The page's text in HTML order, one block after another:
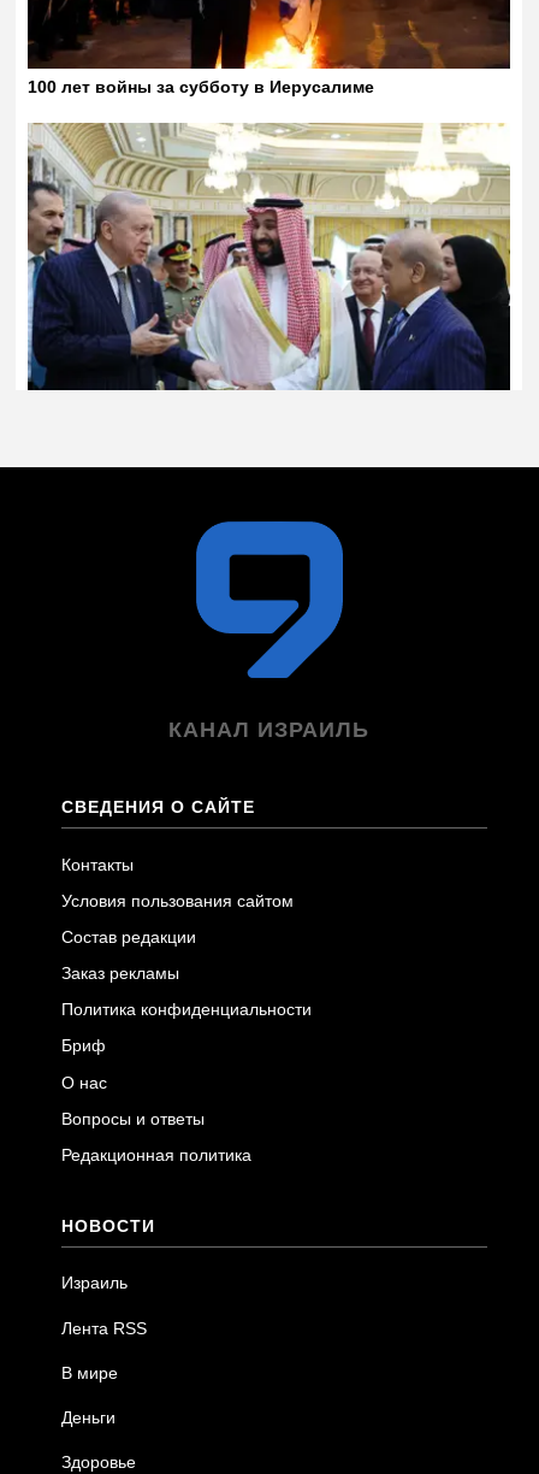
КАНАЛ ИЗРАИЛЬ
СВЕДЕНИЯ О САЙТЕ
Контакты
Условия пользования сайтом
Состав редакции
Заказ рекламы
Политика конфиденциальности
Бриф
О нас
Вопросы и ответы
Редакционная политика
НОВОСТИ
Израиль
Лента RSS
В мире
Деньги
Здоровье